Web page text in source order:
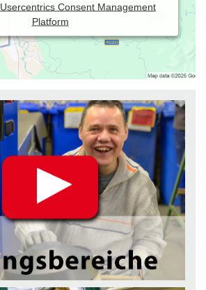
Usercentrics Consent Management
Platform